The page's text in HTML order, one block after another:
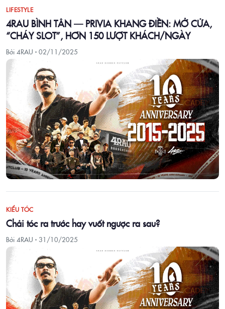
LIFESTYLE
4RAU BÌNH TÂN — PRIVIA KHANG ĐIỀN: MỞ CỬA,
“CHÁY SLOT”, HƠN 150 LƯỢT KHÁCH/NGÀY
Bởi 4RAU · 02/11/2025
KIỂU TÓC
Chải tóc ra trước hay vuốt ngược ra sau?
Bởi 4RAU · 31/10/2025